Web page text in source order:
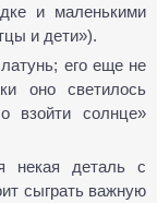
и маленькими
и дети»).
его еще не
оно светилось
взойти солнце»
некая деталь с
сыграть важную